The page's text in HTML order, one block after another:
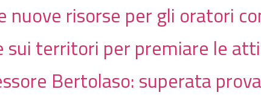
nuove risorse per gli oratori
sui territori per premiare le
Bertolaso: superata